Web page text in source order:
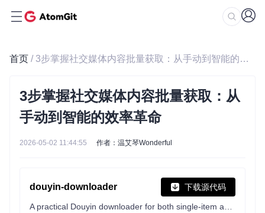
首页 / 3步掌握社交媒体内容批量获取：从手动到智能的效率革命
3步掌握社交媒体内容批量获取：从
手动到智能的效率革命
2026-05-02 11:44:55 作者：温艾琴Wonderful
douyin-downloader 下载源代码